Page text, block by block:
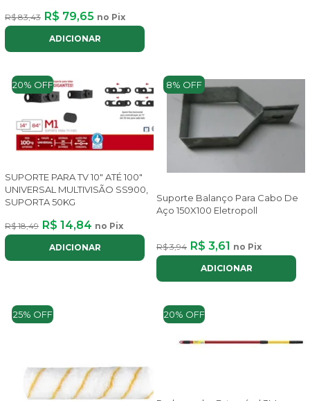
R$ 83,43 R$ 79,65 no Pix
ADICIONAR
20% OFF
SUPORTE PARA TV 10" ATÉ 100"
UNIVERSAL MULTIVISÃO SS900,
SUPORTA 50KG
R$ 18,49 R$ 14,84 no Pix
ADICIONAR
8% OFF
Suporte Balanço Para Cabo De
Aço 150X100 Eletropoll
R$ 3,94 R$ 3,61 no Pix
ADICIONAR
25% OFF 20% OFF